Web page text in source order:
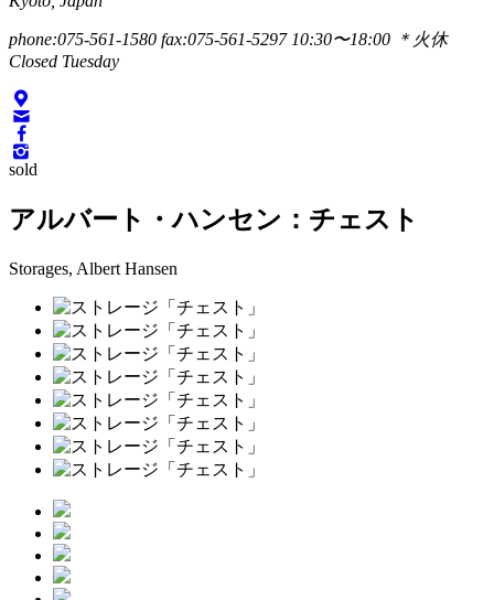
phone:075-561-1580 fax:075-561-5297 10:30〜18:00 ＊火休
Closed Tuesday
sold
アルバート・ハンセン：チェスト
Storages, Albert Hansen